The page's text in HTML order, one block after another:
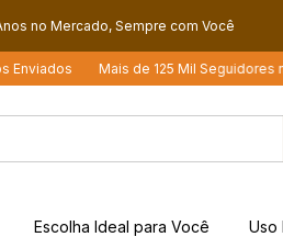
no Mercado, Sempre com Você
Mais de 125 Mil Seguidores nas Redes
Escolha Ideal para Você Uso